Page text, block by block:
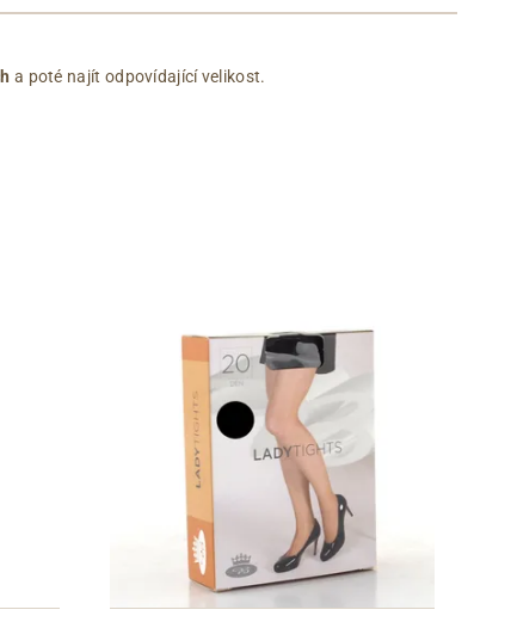
a poté najít odpovídající velikost.